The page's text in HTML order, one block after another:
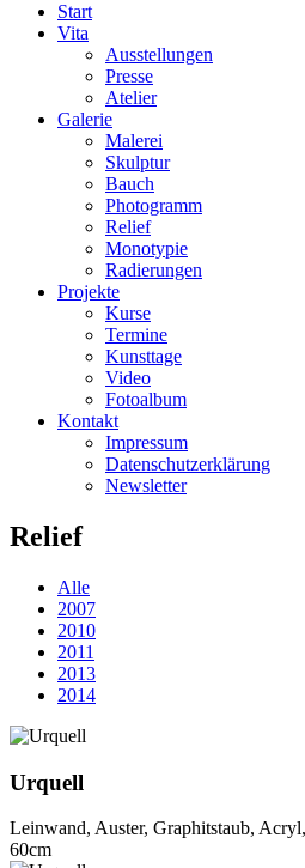
Start
Vita
Ausstellungen
Presse
Atelier
Galerie
Malerei
Skulptur
Bauch
Photogramm
Relief
Monotypie
Radierungen
Projekte
Kurse
Termine
Kunsttage
Video
Fotoalbum
Kontakt
Impressum
Datenschutzerklärung
Newsletter
Relief
Alle
2007
2010
2011
2013
2014
Urquell
Leinwand, Auster, Graphitstaub,
60cm